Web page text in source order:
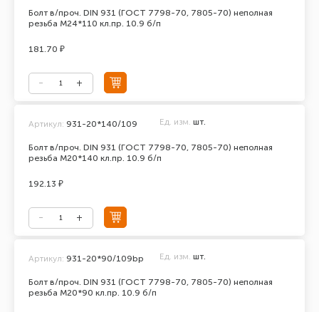
Болт в/проч. DIN 931 (ГОСТ 7798-70, 7805-70) неполная
резьба М24*110 кл.пр. 10.9 б/п
181.70 ₽
Болт в/проч. DIN 931 (ГОСТ 7798-70, 7805-70) неполная
резьба М20*140 кл.пр. 10.9 б/п
Артикул: 931-20*140/109 Ед. изм. шт.
192.13 ₽
Болт в/проч. DIN 931 (ГОСТ 7798-70, 7805-70) неполная
резьба М20*90 кл.пр. 10.9 б/п
Артикул: 931-20*90/109bp Ед. изм. шт.